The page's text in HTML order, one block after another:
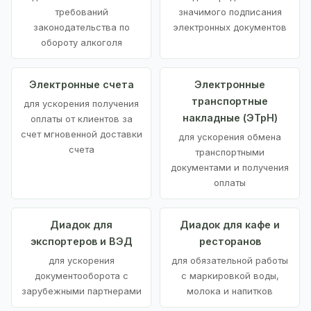
требований
законодательства по
обороту алкоголя
значимого подписания
электронных документов
Электронные счета
для ускорения получения
оплаты от клиентов за
счет мгновенной доставки
счета
Электронные
транспортные
накладные (ЭТрН)
для ускорения обмена
транспортными
документами и получения
оплаты
Диадок для
экспортеров и ВЭД
для ускорения
документооборота с
зарубежными партнерами
Диадок для кафе и
ресторанов
для обязательной работы
с маркировкой воды,
молока и напитков